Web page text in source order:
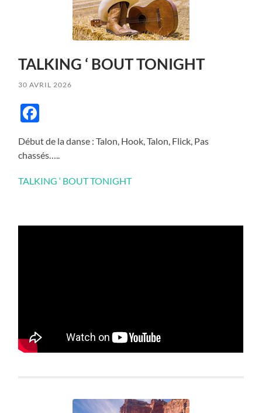
TALKING ‘ BOUT TONIGHT
30 AVRIL 2026
Début de la danse : Talon, Hook, Talon, Flick, Pas
chassés…..
TALKING ‘ BOUT TONIGHT